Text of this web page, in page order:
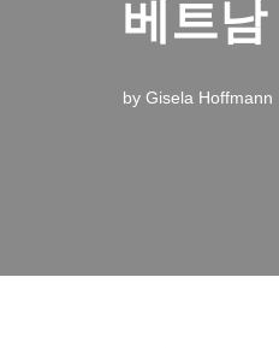
베트
by Gisela Hoffmann